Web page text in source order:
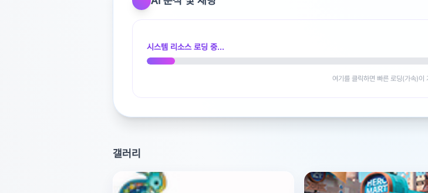
시스템 리소스 로딩 중...
여기를 클릭하면 빠른 로딩(가속)이
갤러리